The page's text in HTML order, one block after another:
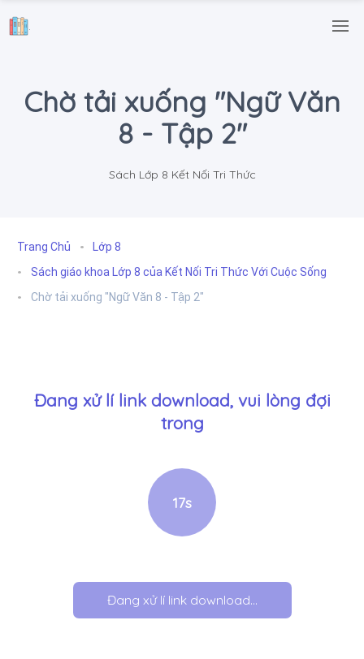
.
Chờ tải xuống "Ngữ Văn
8 - Tập 2"
Sách Lớp 8 Kết Nối Tri Thức
Trang Chủ
Lớp 8
Sách giáo khoa Lớp 8 của Kết Nối Tri Thức Với Cuộc Sống
Chờ tải xuống "Ngữ Văn 8 - Tập 2"
Đang xử lí link download, vui lòng đợi
trong
17s
Đang xử lí link download...